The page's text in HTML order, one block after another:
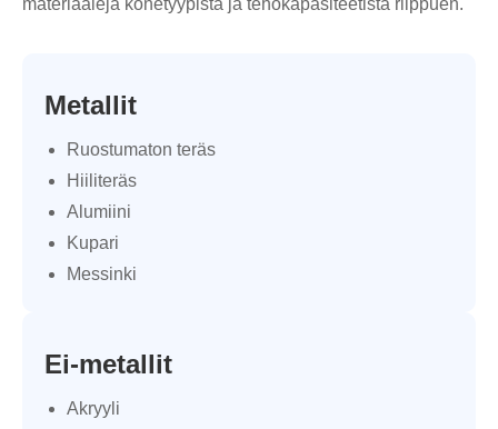
materiaaleja konetyypistä ja tehokapasiteetista riippuen.
Metallit
Ruostumaton teräs
Hiiliteräs
Alumiini
Kupari
Messinki
Ei-metallit
Akryyli